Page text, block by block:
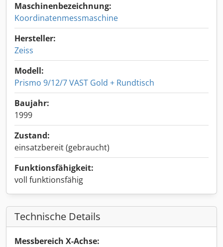
Maschinenbezeichnung:
Koordinatenmessmaschine
Hersteller:
Zeiss
Modell:
Prismo 9/12/7 VAST Gold + Rundtisch
Baujahr:
1999
Zustand:
einsatzbereit (gebraucht)
Funktionsfähigkeit:
voll funktionsfähig
Technische Details
Messbereich X-Achse: